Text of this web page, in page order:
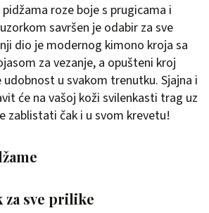
roze boje s prugicama i
savršen je odabir za sve
dio je modernog kimono kroja sa
za vezanje, a opušteni kroj
u svakom trenutku. Sjajna i
će na vašoj koži svilenkasti trag uz
zablistati čak i u svom krevetu!
za sve prilike